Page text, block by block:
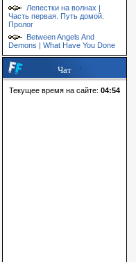
Лепестки на волнах |
Часть первая. Путь домой.
Пролог
Between Angels And
Demons | What Have You Done
Чат
Текущее время на сайте: 04:54